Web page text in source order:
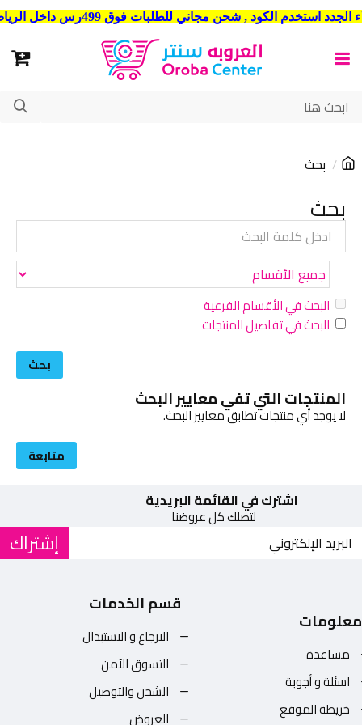
شحن مجاني للطلبات فوق 499رس داخل الرياض . وشحن الي جميع مدن المملكة العربية السعودية
بحث
بحث
البحث في الأقسام الفرعية
البحث في تفاصيل المنتجات
بحث
المنتجات التي تفي معايير البحث
لا يوجد أي منتجات تطابق معايير البحث.
متابعة
اشترك في القائمة البريدية
لتصلك كل عروضنا
إشتراك
معلومات
مساعدة
اسئلة و أجوبة
خريطة الموقع
قسم الخدمات
الارجاع و الاستبدال
التسوق الآمن
الشحن والتوصيل
العروض